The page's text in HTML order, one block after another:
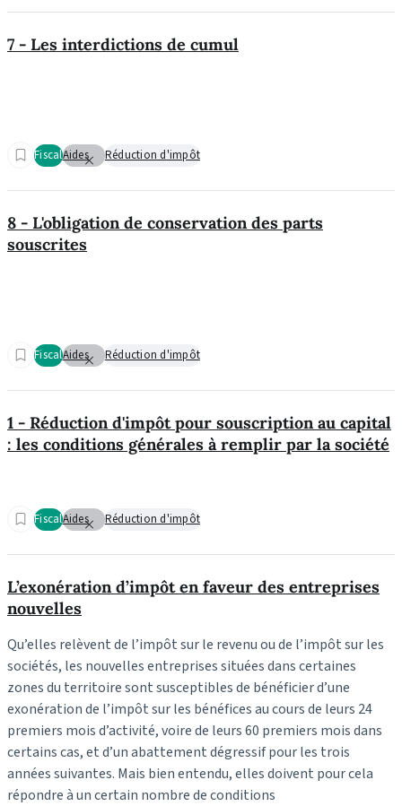
7 - Les interdictions de cumul
FiscalAides Réduction d'impôt
8 - L'obligation de conservation des parts
souscrites
FiscalAides Réduction d'impôt
1 - Réduction d'impôt pour souscription au capital
: les conditions générales à remplir par la société
FiscalAides Réduction d'impôt
L’exonération d’impôt en faveur des entreprises
nouvelles
Qu’elles relèvent de l’impôt sur le revenu ou de l’impôt sur les
sociétés, les nouvelles entreprises situées dans certaines
zones du territoire sont susceptibles de bénéficier d’une
exonération de l’impôt sur les bénéfices au cours de leurs 24
premiers mois d’activité, voire de leurs 60 premiers mois dans
certains cas, et d’un abattement dégressif pour les trois
années suivantes. Mais bien entendu, elles doivent pour cela
répondre à un certain nombre de conditions